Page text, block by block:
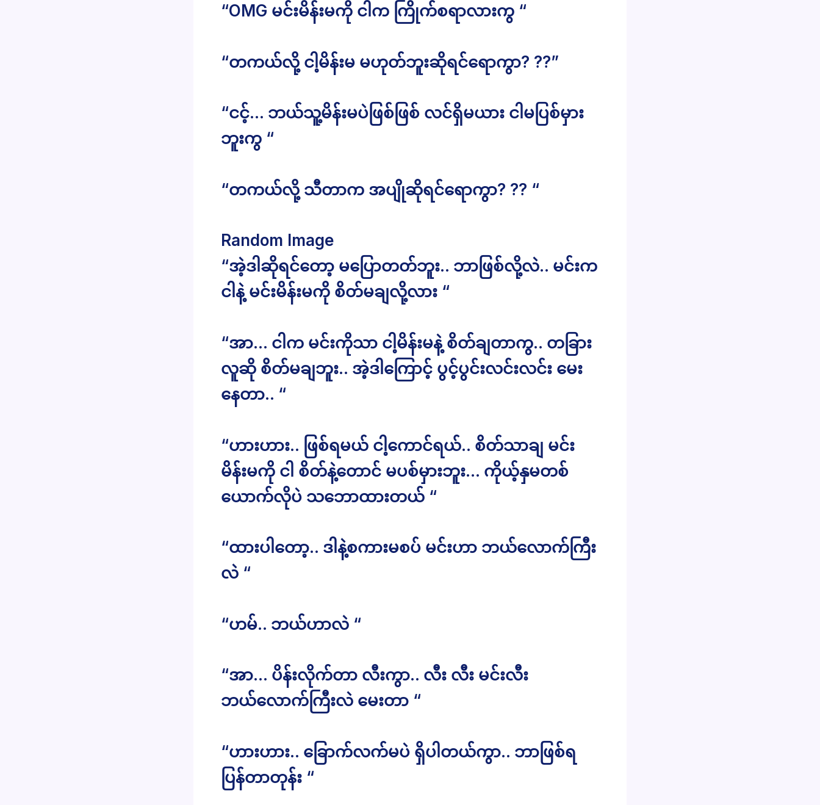
“OMG မင်းမိန်းမကို ငါက ကြိုက်စရာလားကွ “
“တကယ်လို့ ငါ့မိန်းမ မဟုတ်ဘူးဆိုရင်ရောကွာ? ??”
“ငင့်… ဘယ်သူ့မိန်းမပဲဖြစ်ဖြစ် လင်ရှိမယား ငါမပြစ်မှား
ဘူးကွ “
“တကယ်လို့ သီတာက အပျိုဆိုရင်ရောကွာ? ?? “
Random Image
“အဲ့ဒါဆိုရင်တော့ မပြောတတ်ဘူး.. ဘာဖြစ်လို့လဲ.. မင်းက
ငါနဲ့ မင်းမိန်းမကို စိတ်မချလို့လား “
“အာ… ငါက မင်းကိုသာ ငါ့မိန်းမနဲ့ စိတ်ချတာကွ.. တခြား
လူဆို စိတ်မချဘူး.. အဲ့ဒါကြောင့် ပွင့်ပွင်းလင်းလင်း မေး
နေတာ.. “
“ဟားဟား.. ဖြစ်ရမယ် ငါ့ကောင်ရယ်.. စိတ်သာချ မင်း
မိန်းမကို ငါ စိတ်နဲ့တောင် မပစ်မှားဘူး… ကိုယ့်နှမတစ်
ယောက်လိုပဲ သဘောထားတယ် “
“ထားပါတော့.. ဒါနဲ့စကားမစပ် မင်းဟာ ဘယ်လောက်ကြီး
လဲ “
“ဟမ်.. ဘယ်ဟာလဲ “
“အာ… ပိန်းလိုက်တာ လီးကွာ.. လီး လီး မင်းလီး
ဘယ်လောက်ကြီးလဲ မေးတာ “
“ဟားဟား.. ခြောက်လက်မပဲ ရှိပါတယ်ကွာ.. ဘာဖြစ်ရ
ပြန်တာတုန်း “